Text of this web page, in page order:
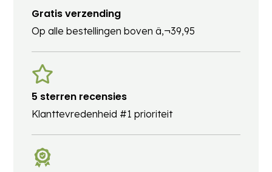
Gratis verzending
Op alle bestellingen boven â‚¬39,95
5 sterren recensies
Klanttevredenheid #1 prioriteit